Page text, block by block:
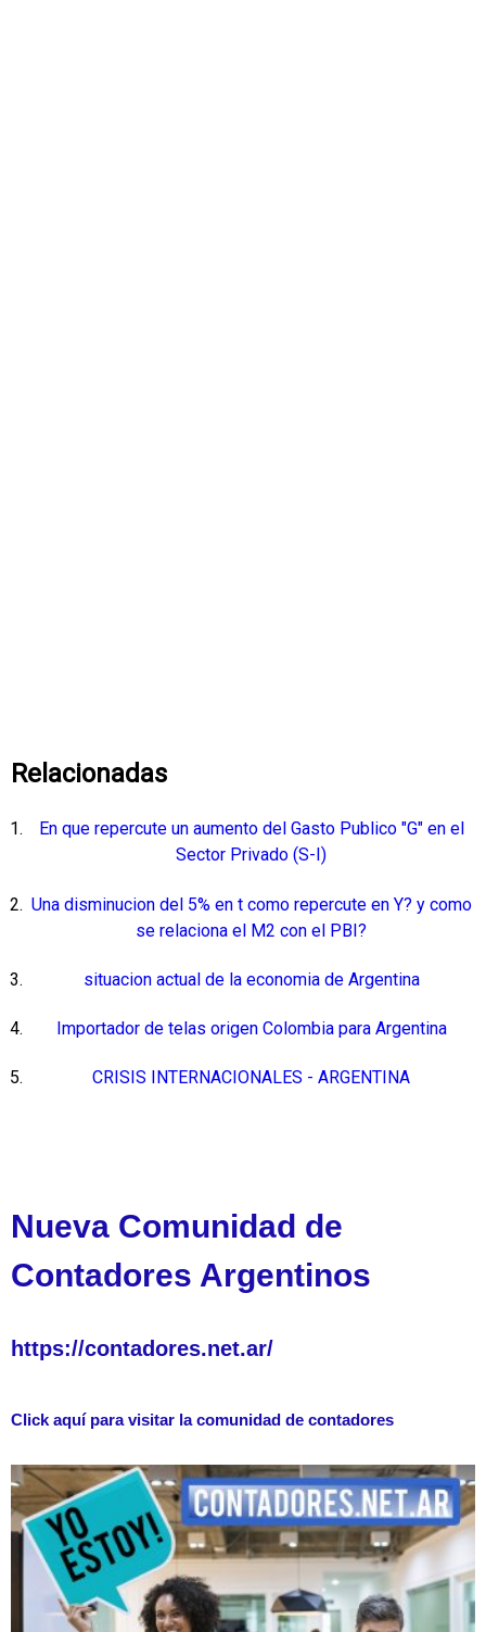
Relacionadas
En que repercute un aumento del Gasto Publico "G" en el
Sector Privado (S-I)
Una disminucion del 5% en t como repercute en Y? y como
se relaciona el M2 con el PBI?
situacion actual de la economia de Argentina
Importador de telas origen Colombia para Argentina
CRISIS INTERNACIONALES - ARGENTINA
Nueva Comunidad de
Contadores Argentinos
https://contadores.net.ar/
Click aquí para visitar la comunidad de contadores